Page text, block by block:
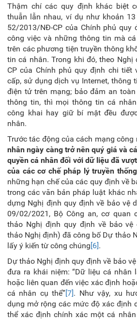
Thậm chí các quy định khác biệt
thuẫn lẫn nhau, ví dụ như khoản
52/2013/NĐ-CP của Chính phủ quy
công việc và những thông tin mà
trên các phương tiện truyền thông
tin cá nhân. Trong khi đó, theo
CP của Chính phủ quy định chi tiết
cấp, sử dụng dịch vụ Internet, thông
điện tử trên mạng; bảo đảm an
thông tin, thì mọi thông tin cá
công khai hay giữ bí mật đều
nhân.
Trước tác động của cách mạng công
nhân ngày càng trở nên quý giá và
quyền cá nhân đối với dữ liệu đã
của các cơ chế pháp lý truyền
những hạn chế của các quy định về
trong các văn bản pháp luật khác
dựng Nghị định quy định về bảo vệ
09/02/2021, Bộ Công an, cơ quan
thảo Nghị định quy định về bảo
thảo Nghị định) đã công bố Dự thảo
lấy ý kiến từ công chúng[6].
Dự thảo Nghị định quy định về bảo
đưa ra khái niệm: “Dữ liệu cá nhân
hoặc liên quan đến việc xác định
cá nhân cụ thể”[7]. Như vậy, xu
dụng mở rộng các mức độ xác định
thể xác định chính xác một cá